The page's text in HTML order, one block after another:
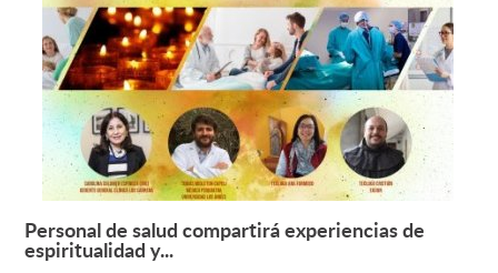
Leer más +
Personal de salud compartirá experiencias de
espiritualidad y...